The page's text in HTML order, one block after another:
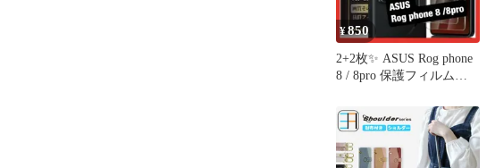
¥850
2+2枚✨ ASUS Rog phone
8 / 8pro 保護フィルム